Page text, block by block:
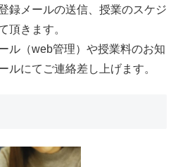
録メールの送信、授業のスケジ
頂きます。
ル（web管理）や授業料のお知
ルにてご連絡差し上げます。